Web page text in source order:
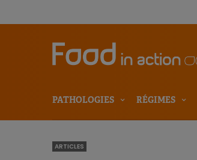
PATHOLOGIES RÉGIMES
ARTICLES